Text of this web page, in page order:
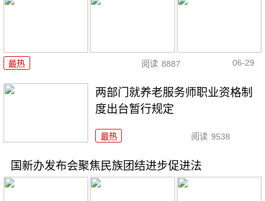
最热 阅读 8887 06-29
两部门就养老服务师职业资格制
度出台暂行规定
最热 阅读 9538
国新办发布会聚焦民族团结进步促进法